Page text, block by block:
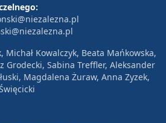
Michał Kowalczyk, Beata Mańkowska,
Grodecki, Sabina Treffler, Aleksander
Magdalena Żuraw, Anna Zyzek,